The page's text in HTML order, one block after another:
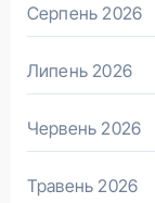
Серпень 2026
Липень 2026
Червень 2026
Травень 2026